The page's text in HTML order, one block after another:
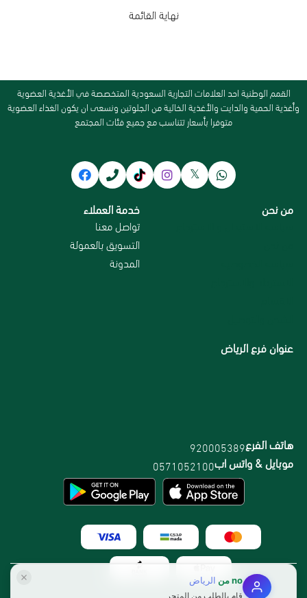
نهاية القائمة
القمم الوطنية احد العلامات التجارية السعودية المتخصصة في الأغذية العضوية
وأغذية الحمية والدايت والأغذية الخالية من الجلوتين ونسعى ان يكون الغذاء العضوية
متوفرا بأسعار تتناسب مع جميع فئات المجتمع
من نحن خدمة العملاء
تواصل معنا
التسويق بالعمولة
المدونة
عنوان فرع الرياض
هاتف الفرع920005389
موبايل & واتس اب0571052100
noمن الرياض
قام بالطلب من المتجر